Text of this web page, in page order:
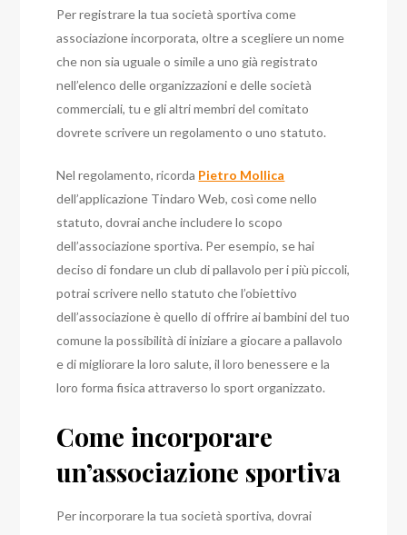
Per registrare la tua società sportiva come
associazione incorporata, oltre a scegliere un nome
che non sia uguale o simile a uno già registrato
nell’elenco delle organizzazioni e delle società
commerciali, tu e gli altri membri del comitato
dovrete scrivere un regolamento o uno statuto.
Nel regolamento, ricorda Pietro Mollica
dell’applicazione Tindaro Web, così come nello
statuto, dovrai anche includere lo scopo
dell’associazione sportiva. Per esempio, se hai
deciso di fondare un club di pallavolo per i più piccoli,
potrai scrivere nello statuto che l’obiettivo
dell’associazione è quello di offrire ai bambini del tuo
comune la possibilità di iniziare a giocare a pallavolo
e di migliorare la loro salute, il loro benessere e la
loro forma fisica attraverso lo sport organizzato.
Come incorporare
un’associazione sportiva
Per incorporare la tua società sportiva, dovrai